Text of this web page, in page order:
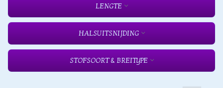
LENGTE
HALSUITSNIJDING
STOFSOORT & BREITYPE